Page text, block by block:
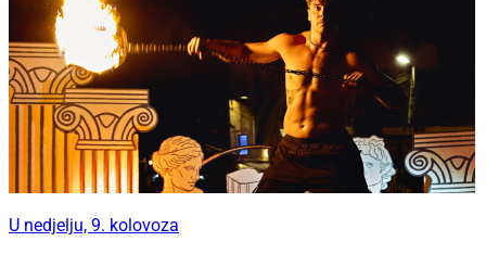
U nedjelju, 9. kolovoza